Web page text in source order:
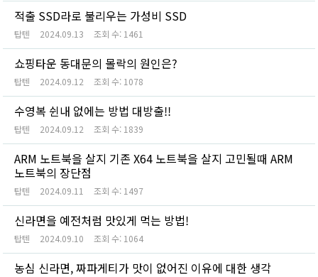
적출 SSD라로 불리우는 가성비 SSD
탑텐 2024.09.13 조회 수: 1461
쇼핑타운 동대문의 몰락의 원인은?
탑텐 2024.09.12 조회 수: 1078
수영복 쉰내 없에는 방법 대방출!!
탑텐 2024.09.12 조회 수: 1839
ARM 노트북을 살지 기존 X64 노트북을 살지 고민될때 ARM
노트북의 장단점
탑텐 2024.09.11 조회 수: 1497
신라면을 예전처럼 맛있게 먹는 방법!
탑텐 2024.09.10 조회 수: 1064
농심 신라면, 짜파게티가 맛이 없어진 이유에 대한 생각